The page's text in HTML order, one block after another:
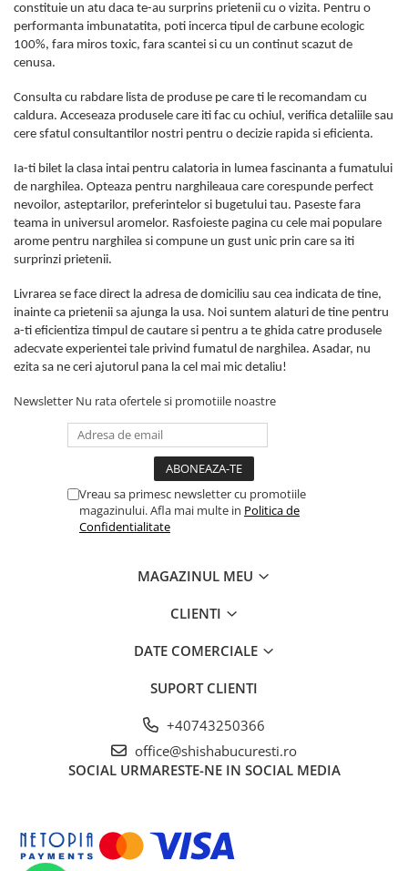
constituie un atu daca te-au surprins prietenii cu o vizita. Pentru o
performanta imbunatatita, poti incerca tipul de carbune ecologic
100%, fara miros toxic, fara scantei si cu un continut scazut de
cenusa.
Consulta cu rabdare lista de produse pe care ti le recomandam cu
caldura. Acceseaza produsele care iti fac cu ochiul, verifica detaliile sau
cere sfatul consultantilor nostri pentru o decizie rapida si eficienta.
Ia-ti bilet la clasa intai pentru calatoria in lumea fascinanta a fumatului
de narghilea. Opteaza pentru narghileaua care corespunde perfect
nevoilor, asteptarilor, preferintelor si bugetului tau. Paseste fara
teama in universul aromelor. Rasfoieste pagina cu cele mai populare
arome pentru narghilea si compune un gust unic prin care sa iti
surprinzi prietenii.
Livrarea se face direct la adresa de domiciliu sau cea indicata de tine,
inainte ca prietenii sa ajunga la usa. Noi suntem alaturi de tine pentru
a-ti eficientiza timpul de cautare si pentru a te ghida catre produsele
adecvate experientei tale privind fumatul de narghilea. Asadar, nu
ezita sa ne ceri ajutorul pana la cel mai mic detaliu!
Newsletter Nu rata ofertele si promotiile noastre
Vreau sa primesc newsletter cu promotiile
magazinului. Afla mai multe in Politica de
Confidentialitate
MAGAZINUL MEU
CLIENTI
DATE COMERCIALE
SUPORT CLIENTI
+40743250366
office@shishabucuresti.ro
SOCIAL URMARESTE-NE IN SOCIAL MEDIA